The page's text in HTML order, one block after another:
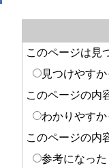
このページは見
見つけやす
このページの内
わかりやす
このページの内
参考になった